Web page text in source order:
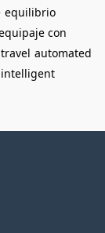
equilibrio
con
automated
intelligent